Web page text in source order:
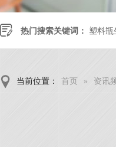
热门搜索关键词： 塑料瓶
当前位置： 首页 » 资讯